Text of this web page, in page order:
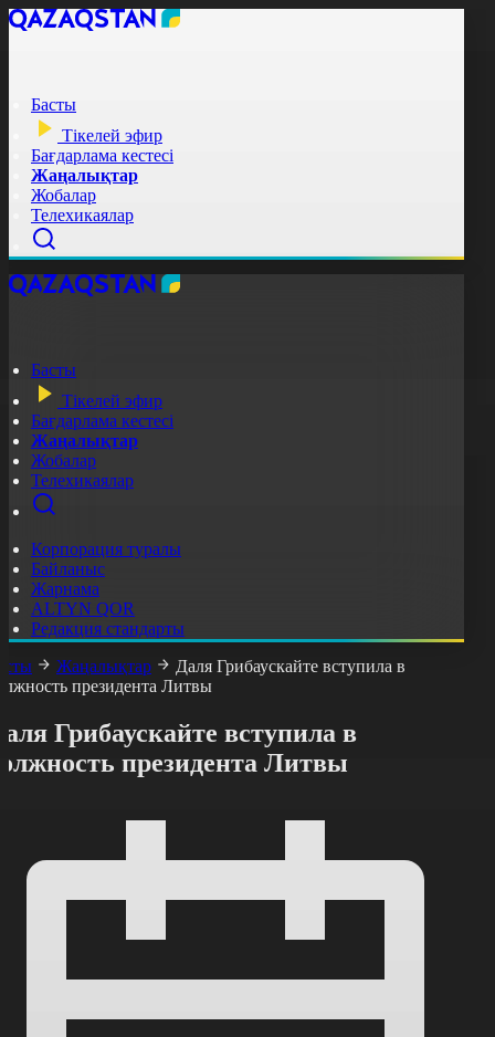
Басты
Тікелей эфир
Бағдарлама кестесі
Жаңалықтар
Жобалар
Телехикаялар
Басты
Тікелей эфир
Бағдарлама кестесі
Жаңалықтар
Жобалар
Телехикаялар
Корпорация туралы
Байланыс
Жарнама
ALTYN QOR
Редакция стандарты
Жаңалықтар
Даля Грибаускайте вступила в
президента Литвы
Грибаускайте вступила в
президента Литвы